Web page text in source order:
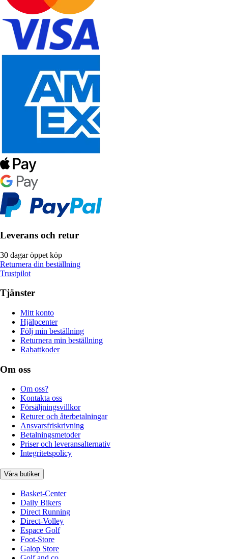
Leverans och retur
30 dagar öppet köp
Returnera din beställning
Trustpilot
Tjänster
Mitt konto
Hjälpcenter
Följ min beställning
Returnera min beställning
Rabattkoder
Om oss
Om oss?
Kontakta oss
Försäljningsvillkor
Returer och återbetalningar
Ansvarsfriskrivning
Betalningsmetoder
Priser och leveransalternativ
Integritetspolicy
Våra butiker
Basket-Center
Daily Bikers
Direct Running
Direct-Volley
Espace Golf
Foot-Store
Galop Store